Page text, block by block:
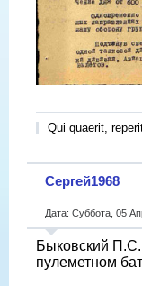
Qui quaerit,
Сергей1968
Дата: Суббота, 05
Быковский
пулеметном